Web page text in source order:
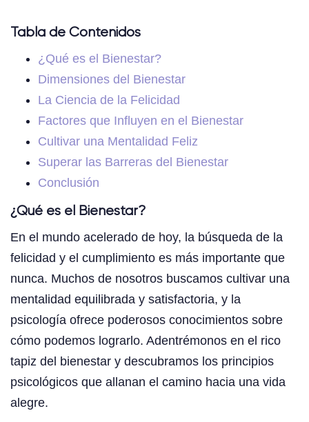
Tabla de Contenidos
¿Qué es el Bienestar?
Dimensiones del Bienestar
La Ciencia de la Felicidad
Factores que Influyen en el Bienestar
Cultivar una Mentalidad Feliz
Superar las Barreras del Bienestar
Conclusión
¿Qué es el Bienestar?
En el mundo acelerado de hoy, la búsqueda de la
felicidad y el cumplimiento es más importante que
nunca. Muchos de nosotros buscamos cultivar una
mentalidad equilibrada y satisfactoria, y la
psicología ofrece poderosos conocimientos sobre
cómo podemos lograrlo. Adentrémonos en el rico
tapiz del bienestar y descubramos los principios
psicológicos que allanan el camino hacia una vida
alegre.